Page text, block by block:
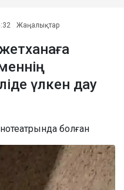
Жаңалықтар
үлкен дау
болған